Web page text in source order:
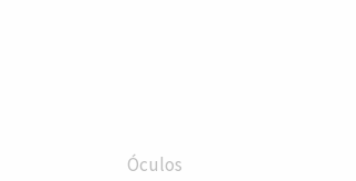
Óculos